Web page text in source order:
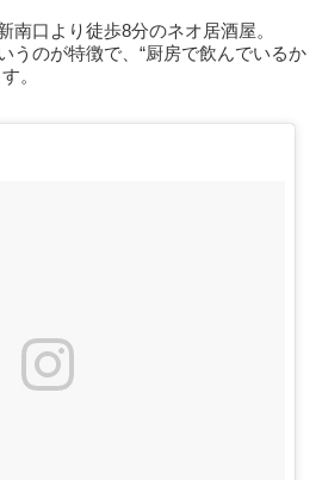
南口より徒歩8分のネオ居酒屋。
うのが特徴で、“厨房で飲んでいるか
。